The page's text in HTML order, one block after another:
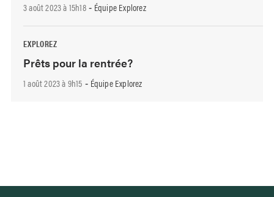
3 août 2023 à 15h18- Équipe Explorez
EXPLOREZ
Prêts pour la rentrée?
1 août 2023 à 9h15 - Équipe Explorez